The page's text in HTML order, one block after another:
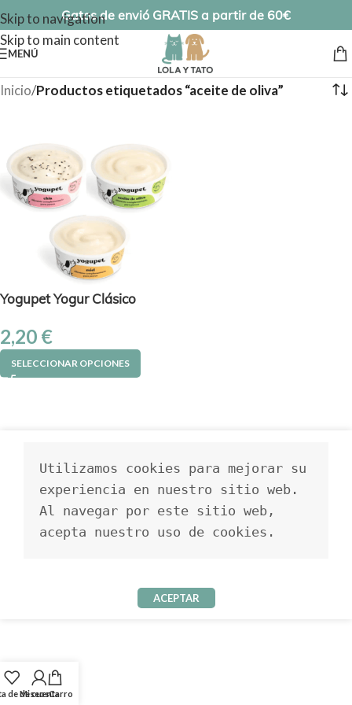
Skip to navigation
Skip to main content
Gatos de envió GRATIS a partir de 60€
MENÚ
Inicio/Productos etiquetados “aceite de oliva”
Yogupet Yogur Clásico
2,20 €
SELECCIONAR OPCIONES
de deseos
Mi cuentaCarro
Utilizamos cookies para mejorar su
experiencia en nuestro sitio web.
Al navegar por este sitio web,
acepta nuestro uso de cookies.
ACEPTAR